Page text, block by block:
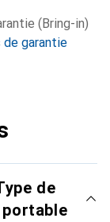
(Bring-in)
de garantie
de